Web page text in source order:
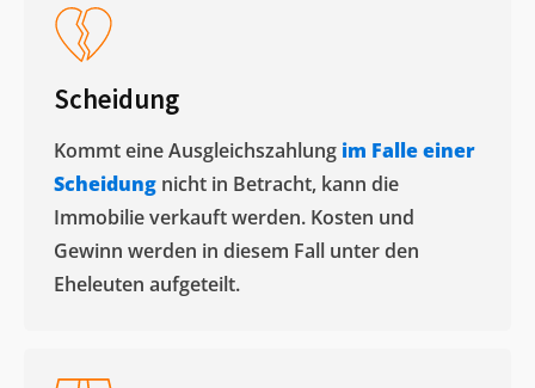
Scheidung
Kommt eine Ausgleichszahlung im Falle einer
Scheidung nicht in Betracht, kann die
Immobilie verkauft werden. Kosten und
Gewinn werden in diesem Fall unter den
Eheleuten aufgeteilt.​